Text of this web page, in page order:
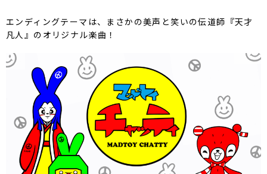
エンディングテーマは、まさかの美声と笑いの伝道師『天才
凡人』のオリジナル楽曲！